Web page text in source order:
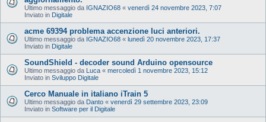
Ultimo messaggio da IGNAZIO68 « venerdì 24 novembre 2023, 7:07
Inviato in Digitale
acme 69394 problema accenzione luci anteriori.
Ultimo messaggio da IGNAZIO68 « lunedì 20 novembre 2023, 17:37
Inviato in Digitale
SoundShield - decoder sound Arduino opensource
Ultimo messaggio da Luca « mercoledì 1 novembre 2023, 15:12
Inviato in Sviluppo Digitale
Cerco Manuale in italiano iTrain 5
Ultimo messaggio da Danto « venerdì 29 settembre 2023, 23:09
Inviato in Software per il Digitale